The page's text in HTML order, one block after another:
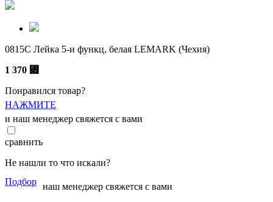
0815С Лейка 5-и функц, белая LEMARK (Чехия)
1 370 ⃏
Понравился товар?
НАЖМИТЕ
и наш менеджер свяжется с вами
сравнить
Не нашли то что искали?
Подбор наш менеджер свяжется с вами